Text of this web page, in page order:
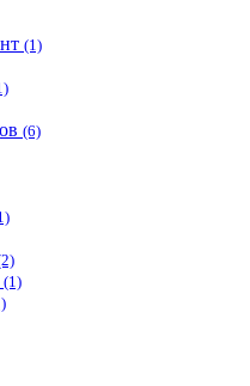
(1)
(6)
(1)